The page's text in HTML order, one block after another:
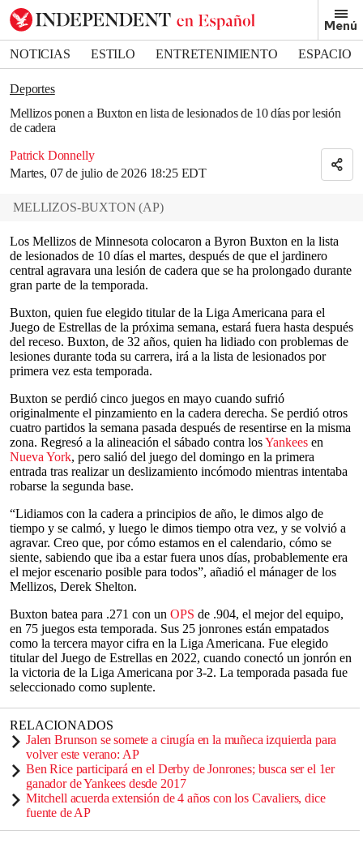
Menú
NOTICIAS ESTILO ENTRETENIMIENTO
ESPACIO
DEPORTES
Deportes
Mellizos ponen a Buxton en lista de lesionados de 10 días por lesión
de cadera
Patrick Donnelly
Martes, 07 de julio de 2026 18:25 EDT
Bookmark popover
Removed from bookmarks
Close popover
MELLIZOS-BUXTON (AP)
Los Mellizos de Minnesota colocaron a Byron Buxton en la lista
de lesionados de 10 días el martes, después de que el jardinero
central agravara una lesión de cadera que se ha prolongado durante
gran parte de la temporada.
Buxton, quien fue elegido titular de la Liga Americana para el
Juego de Estrellas de la próxima semana, estará fuera hasta después
del receso. Buxton, de 32 años, quien ha lidiado con problemas de
lesiones durante toda su carrera, irá a la lista de lesionados por
primera vez esta temporada.
Buxton se perdió cinco juegos en mayo cuando sufrió
originalmente el pinzamiento en la cadera derecha. Se perdió otros
cuatro partidos la semana pasada después de resentirse en la misma
zona. Regresó a la alineación el sábado contra losYankees en
Nueva York, pero salió del juego del domingo en la primera
entrada tras realizar un deslizamiento incómodo mientras intentaba
robarse la segunda base.
“Lidiamos con la cadera a principios de año, le dimos algo de
tiempo y se calmó, y luego le dimos tiempo otra vez, y se volvió a
agravar. Creo que, por cómo estamos en el calendario, cómo se
siente, sabiendo que iba a estar fuera unos días, probablemente era
el mejor escenario posible para todos”, añadió el mánager de los
Mellizos, Derek Shelton.
Buxton batea para .271 con un OPS de .904, el mejor del equipo,
en 75 juegos esta temporada. Sus 25 jonrones están empatados
como la tercera mayor cifra en la Liga Americana. Fue elegido
titular del Juego de Estrellas en 2022, cuando conectó un jonrón en
la victoria de la Liga Americana por 3-2. La temporada pasada fue
seleccionado como suplente.
RELACIONADOS
Jalen Brunson se somete a cirugía en la muñeca izquierda para
volver este verano: AP
Ben Rice participará en el Derby de Jonrones; busca ser el 1er
ganador de Yankees desde 2017
Mitchell acuerda extensión de 4 años con los Cavaliers, dice
fuente de AP